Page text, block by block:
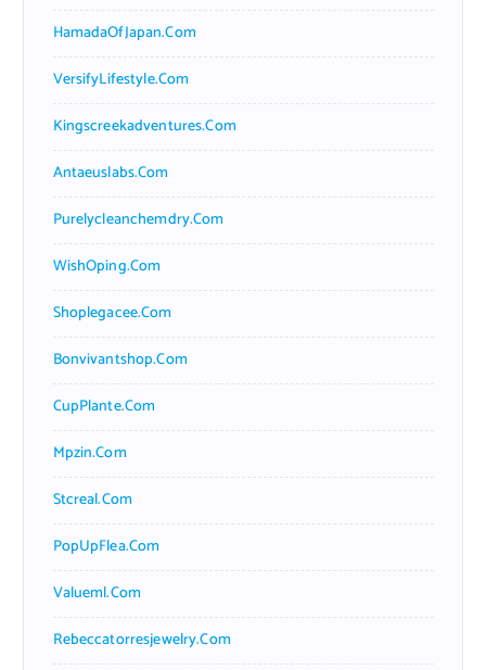
HamadaOfJapan.com
VersifyLifestyle.com
Kingscreekadventures.com
Antaeuslabs.com
Purelycleanchemdry.com
WishOping.com
Shoplegacee.com
Bonvivantshop.com
CupPlante.com
Mpzin.com
Stcreal.com
PopUpFlea.com
Valueml.com
Rebeccatorresjewelry.com